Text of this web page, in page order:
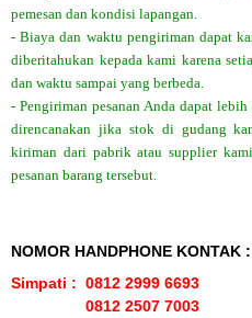
pemesan dan kondisi lapangan.
- Biaya dan waktu pengiriman dapat
diberitahukan kepada kami karena
dan waktu sampai yang berbeda.
- Pengiriman pesanan Anda dapat
direncanakan jika stok di gudang
kiriman dari pabrik atau supplier
pesanan barang tersebut.
NOMOR HANDPHONE KONTAK :
Simpati : 0812 2999 6693
0812 2507 7003